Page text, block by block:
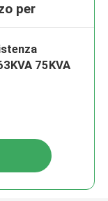
per
75KVA